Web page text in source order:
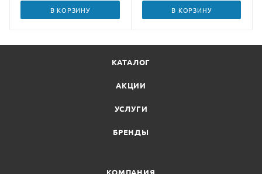
В КОРЗИНУ В КОРЗИНУ
КАТАЛОГ
АКЦИИ
УСЛУГИ
БРЕНДЫ